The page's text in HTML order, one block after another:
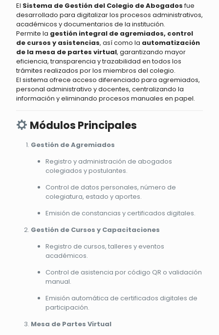
El Sistema de Gestión del Colegio de Abogadosfue
desarrollado para digitalizar los procesos administrativos,
académicos y documentarios de la institución.
Permite la gestión integral de agremiados, control
de cursos y asistencias, así como la automatización
de la mesa de partes virtual, garantizando mayor
eficiencia, transparencia y trazabilidad en todos los
trámites realizados por los miembros del colegio.
El sistema ofrece acceso diferenciado para agremiados,
personal administrativo y docentes, centralizando la
información y eliminando procesos manuales en papel.
Módulos Principales
Gestión de Agremiados
Registro y administración de abogados
colegiados y postulantes.
Control de datos personales, número de
colegiatura, estado y aportes.
Emisión de constancias y certificados digitales.
Gestión de Cursos y Capacitaciones
Registro de cursos, talleres y eventos
académicos.
Control de asistencia por código QR o validación
manual.
Emisión automática de certificados digitales de
participación.
Mesa de Partes Virtual